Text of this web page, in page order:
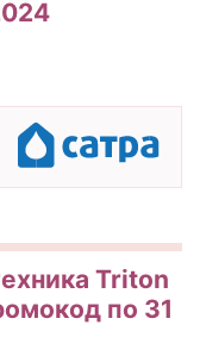
Triton
по 31